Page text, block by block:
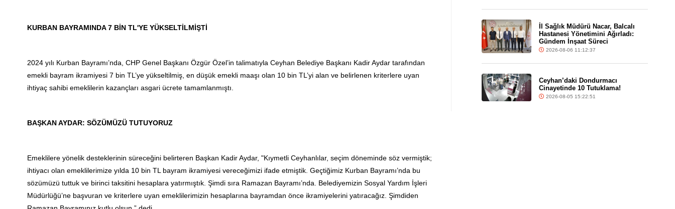
KURBAN BAYRAMINDA 7 BİN TL'YE YÜKSELTİLMİŞTİ
2024 yılı Kurban Bayramı’nda, CHP Genel Başkanı Özgür Özel’in talimatıyla Ceyhan Belediye Başkanı Kadir Aydar tarafından
emekli bayram ikramiyesi 7 bin TL’ye yükseltilmiş, en düşük emekli maaşı olan 10 bin TL’yi alan ve belirlenen kriterlere uyan
ihtiyaç sahibi emeklilerin kazançları asgari ücrete tamamlanmıştı.
BAŞKAN AYDAR: SÖZÜMÜZÜ TUTUYORUZ
Emeklilere yönelik desteklerinin süreceğini belirteren Başkan Kadir Aydar, "Kıymetli Ceyhanlılar, seçim döneminde söz vermiştik;
ihtiyacı olan emeklilerimize yılda 10 bin TL bayram ikramiyesi vereceğimizi ifade etmiştik. Geçtiğimiz Kurban Bayramı’nda bu
sözümüzü tuttuk ve birinci taksitini hesaplara yatırmıştık. Şimdi sıra Ramazan Bayramı’nda. Belediyemizin Sosyal Yardım İşleri
Müdürlüğü’ne başvuran ve kriterlere uyan emeklilerimizin hesaplarına bayramdan önce ikramiyelerini yatıracağız. Şimdiden
İl Sağlık Müdürü Nacar, Balcalı
Hastanesi Yönetimini Ağırladı:
Gündem İnşaat Süreci
2026-08-06 11:12:37
Ceyhan’daki Dondurmacı
Cinayetinde 10 Tutuklama!
2026-08-05 15:22:51